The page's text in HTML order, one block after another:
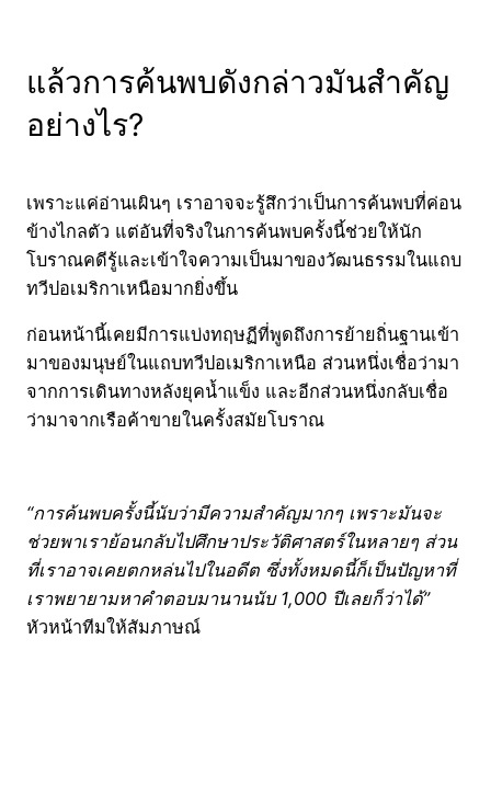
แล้วการค้นพบดังกล่าวมันสำคัญ
อย่างไร?
เพราะแค่อ่านเผินๆ เราอาจจะรู้สึกว่าเป็นการค้นพบที่ค่อน
ข้างไกลตัว แต่อันที่จริงในการค้นพบครั้งนี้ช่วยให้นัก
โบราณคดีรู้และเข้าใจความเป็นมาของวัฒนธรรมในแถบ
ทวีปอเมริกาเหนือมากยิ่งขึ้น
ก่อนหน้านี้เคยมีการแบ่งทฤษฏีที่พูดถึงการย้ายถิ่นฐานเข้า
มาของมนุษย์ในแถบทวีปอเมริกาเหนือ ส่วนหนึ่งเชื่อว่ามา
จากการเดินทางหลังยุคน้ำแข็ง และอีกส่วนหนึ่งกลับเชื่อ
ว่ามาจากเรือค้าขายในครั้งสมัยโบราณ
“การค้นพบครั้งนี้นับว่ามีความสำคัญมากๆ เพราะมันจะ
ช่วยพาเราย้อนกลับไปศึกษาประวัติศาสตร์ในหลายๆ ส่วน
ที่เราอาจเคยตกหล่นไปในอดีต ซึ่งทั้งหมดนี้ก็เป็นปัญหาที่
เราพยายามหาคำตอบมานานนับ 1,000 ปีเลยก็ว่าได้”
หัวหน้าทีมให้สัมภาษณ์